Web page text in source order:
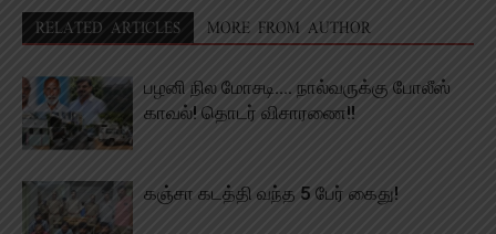
RELATED ARTICLES MORE FROM AUTHOR
பழனி நில மோசடி…. நால்வருக்கு போலீஸ்
காவல்! தொடர் விசாரணை!!
கஞ்சா கடத்தி வந்த 5 பேர் கைது!